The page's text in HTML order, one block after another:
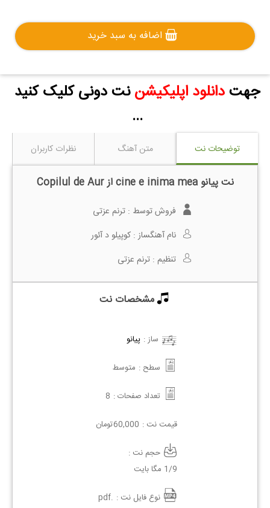
اضافه به سبد خرید
جهتدانلود اپلیکیشن نت دونی کلیک کنید
...
توضیحات نت متن آهنگ نظرات کاربران
نت پیانو cine e inima mea از Copilul de Aur
فروش توسط : ترنم عزتی
نام آهنگساز : کوپیلو د آئور
تنظیم : ترنم عزتی
مشخصات نت
ساز : پیانو
سطح : متوسط
تعداد صفحات : 8
قیمت نت : 60,000تومان
حجم نت :
1/9 مگا بایت
نوع فایل نت : .pdf